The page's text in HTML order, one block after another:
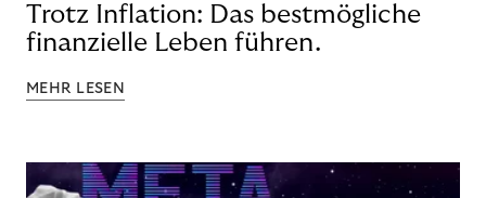
Trotz Inflation: Das bestmögliche
finanzielle Leben führen.
MEHR LESEN